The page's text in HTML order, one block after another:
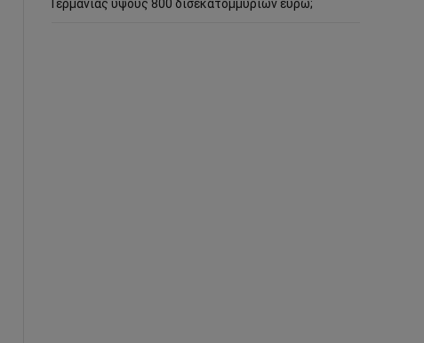
Γερμανίας ύψους 800 δισεκατομμυρίων ευρώ;